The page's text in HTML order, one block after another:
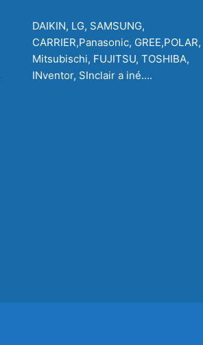
DAIKIN, LG, SAMSUNG,
CARRIER,Panasonic, GREE,POLAR,
Mitsubischi, FUJITSU, TOSHIBA,
INventor, SInclair a iné….